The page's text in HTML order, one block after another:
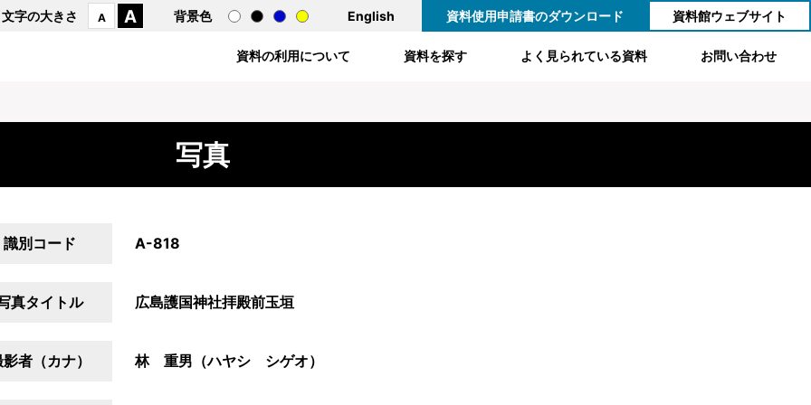
文字の大きさ A A 背景色 English 資料使用申請書のダウンロード 資料館ウェブサイト
資料の利用について 資料を探す よく見られている資料 お問い合わせ
写真
識別コード A-818
真タイトル 広島護国神社拝殿前玉垣
者（カナ） 林 重男（ハヤシ シゲオ）